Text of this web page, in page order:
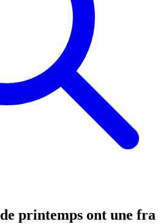
printemps ont une fra